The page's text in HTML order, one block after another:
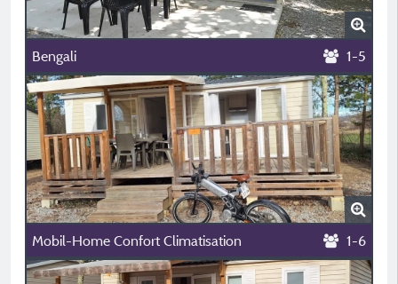
Bengali 1-5
Mobil-Home Confort Climatisation 1-6